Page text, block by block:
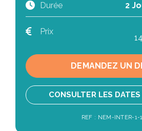
Durée 2
Prix
DEMANDEZ UN
CONSULTER LES
REF : NEM-INTER-1-